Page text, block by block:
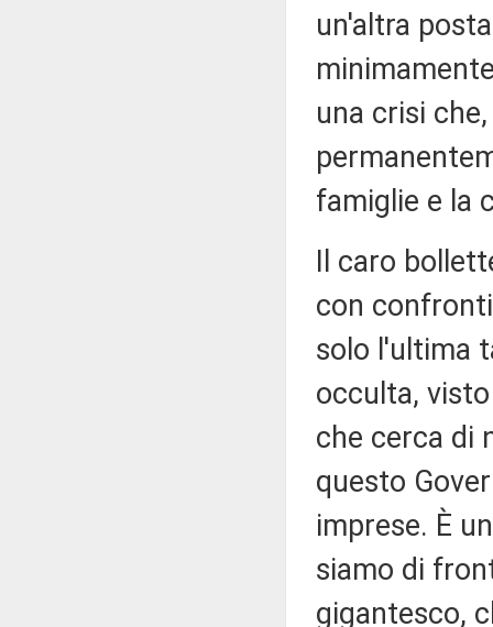
un'altra
una crisi
famiglie e la
Il caro
con
solo l'ultima
occulta,
che cerca di
questo
imprese. È
siamo di
gigantesco,